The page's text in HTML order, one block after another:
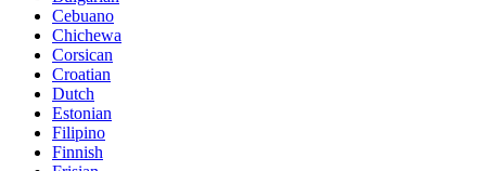
Cebuano
Chichewa
Corsican
Croatian
Dutch
Estonian
Filipino
Finnish